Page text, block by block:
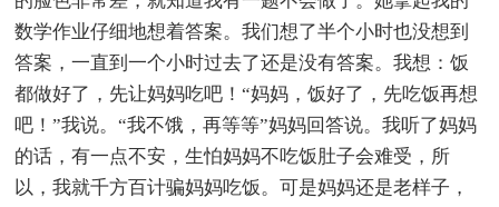
数学作业仔细地想着答案。我们想了半个小时也没想到
答案，一直到一个小时过去了还是没有答案。我想：饭
都做好了，先让妈妈吃吧！“妈妈，饭好了，先吃饭再想
吧！”我说。“我不饿，再等等”妈妈回答说。我听了妈妈
的话，有一点不安，生怕妈妈不吃饭肚子会难受，所
以，我就千方百计骗妈妈吃饭。可是妈妈还是老样子，